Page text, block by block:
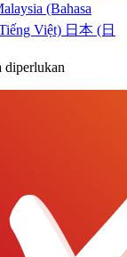
(Bahasa
Việt) 日本 (日
diperlukan